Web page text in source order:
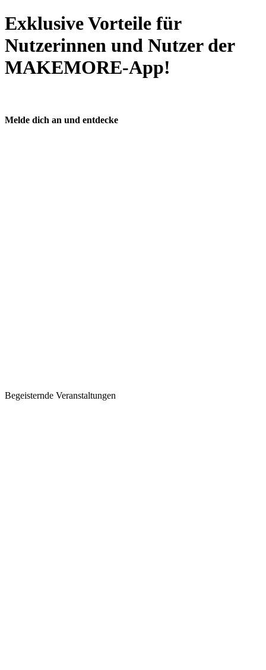
Exklusive Vorteile für
Nutzerinnen und Nutzer der
MAKEMORE-App!
Melde dich an und entdecke
Begeisternde Veranstaltungen